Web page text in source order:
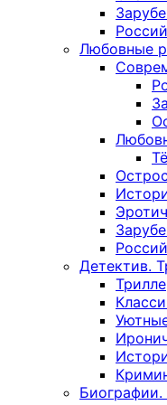
Любовные
Детектив.